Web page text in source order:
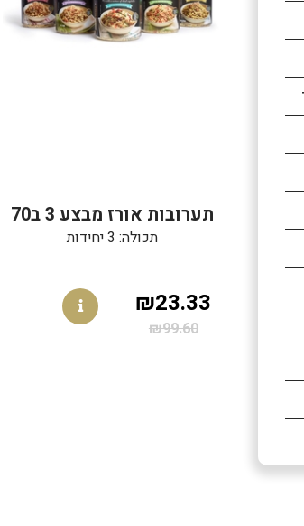
תערובות אורז מבצע 3 ב70
תכולה: 3 יחידות
₪23.33
₪99.60